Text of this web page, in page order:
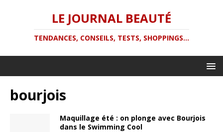
LE JOURNAL BEAUTÉ
TENDANCES, CONSEILS, TESTS, SHOPPINGS...
bourjois
Maquillage été : on plonge avec Bourjois
dans le Swimming Cool